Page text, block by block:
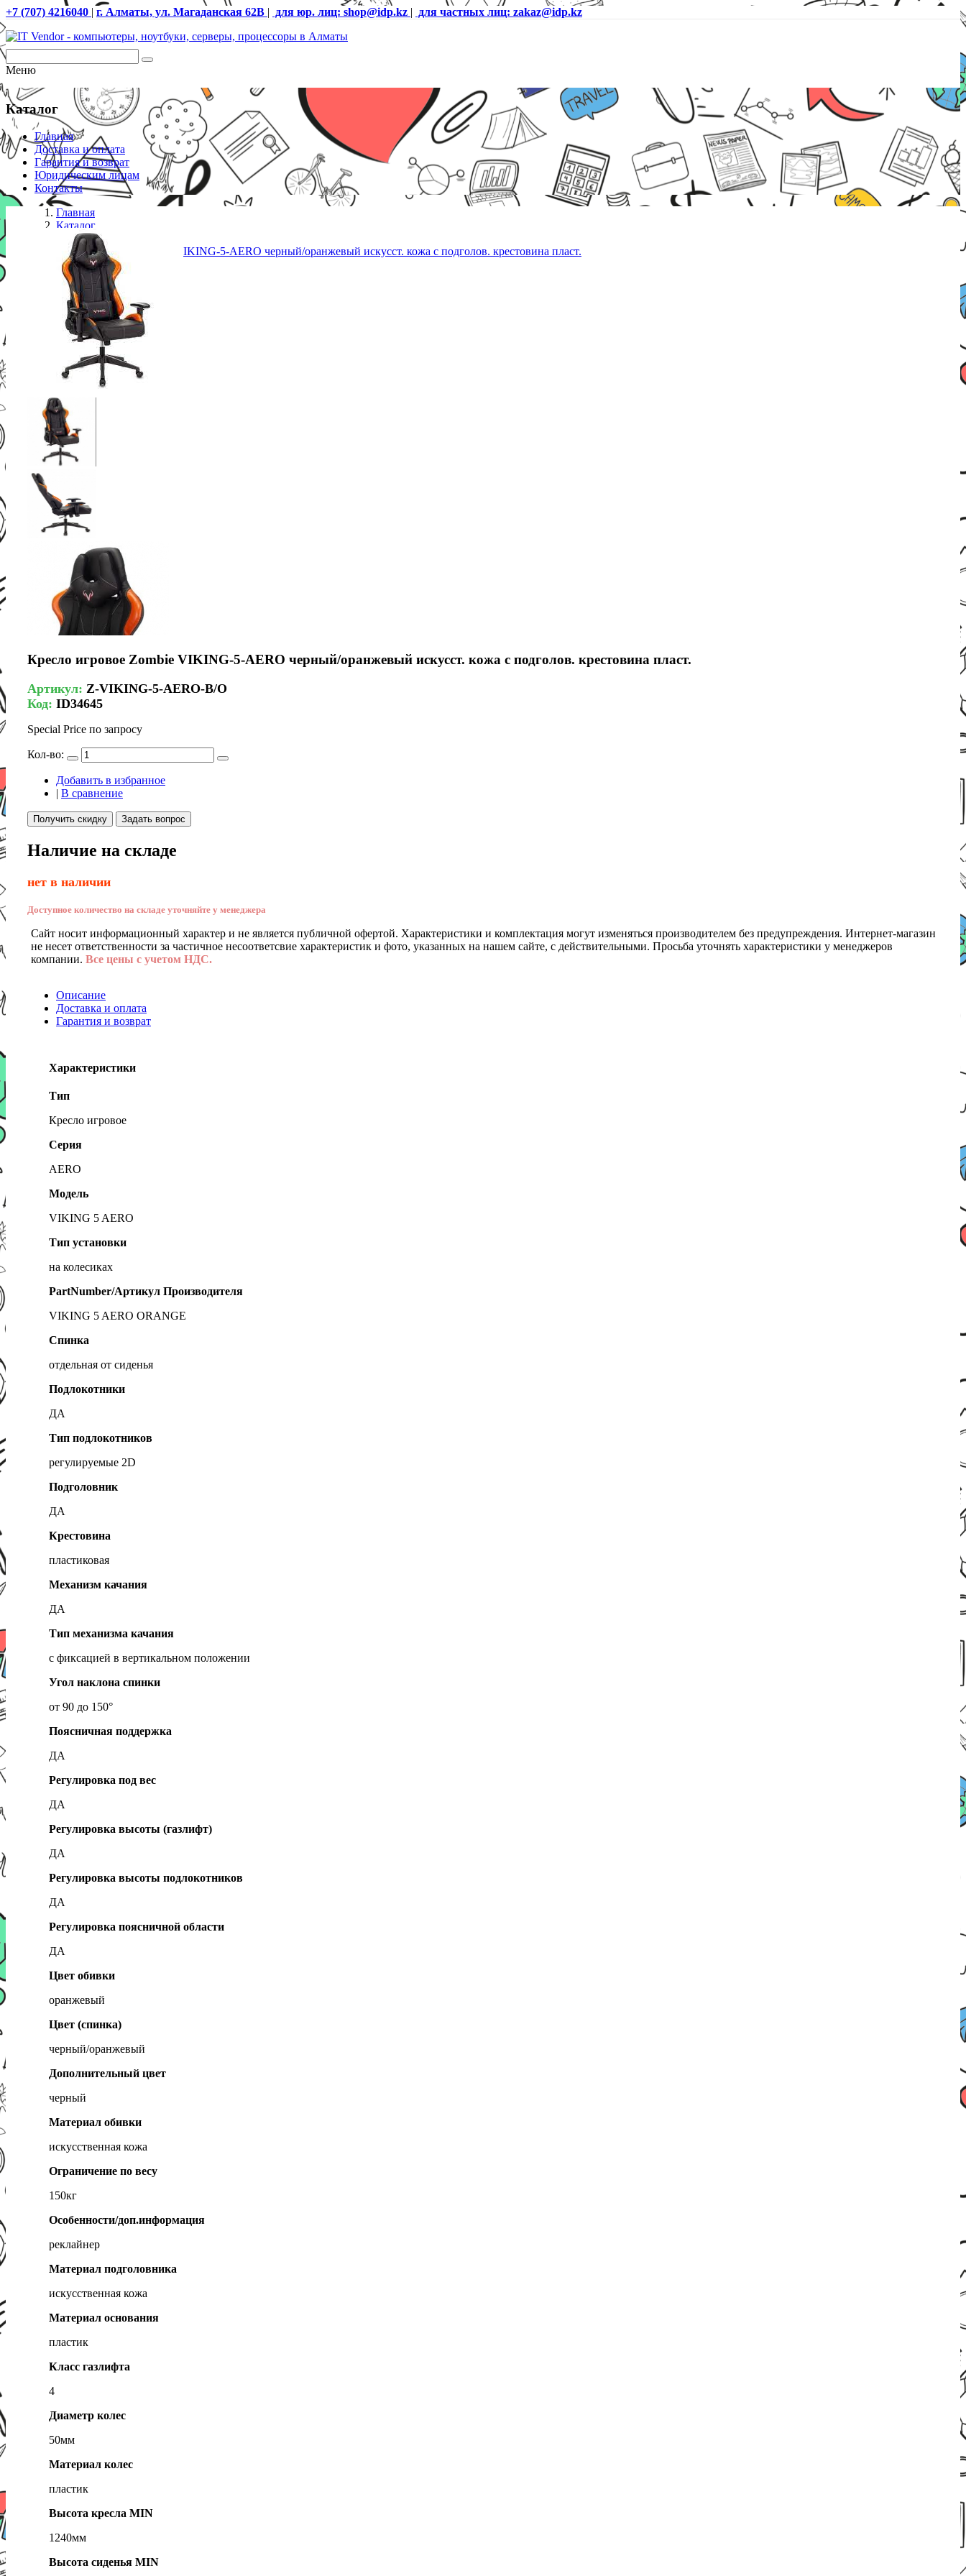
+7 (707) 4216040 | г. Алматы, ул. Магаданская 62В | для юр. лиц: shop@idp.kz | для частных лиц: zakaz@idp.kz
Меню
Каталог
Главная
Доставка и оплата
Гарантия и возврат
Юридическим лицам
Контакты
Главная
Каталог
Кресла
Кресло игровое Zombie VIKING-5-AERO черный/оранжевый искусст. кожа с подголов. крестовина пласт.
Кресло игровое Zombie VIKING-5-AERO черный/оранжевый искусст. кожа с подголов. крестовина пласт.
Артикул: Z-VIKING-5-AERO-B/O
Код: ID34645
Special Price по запросу
Кол-во:
Добавить в избранное
| В сравнение
Получить скидку Задать вопрос
Наличие на складе
нет в наличии
Доступное количество на складе уточняйте у менеджера
Сайт носит информационный характер и не является публичной офертой. Характеристики и комплектация могут изменяться производителем без предупреждения. Интернет-магазин
не несет ответственности за частичное несоответсвие характеристик и фото, указанных на нашем сайте, с действительными. Просьба уточнять характеристики у менеджеров
компании. Все цены с учетом НДС.
Описание
Доставка и оплата
Гарантия и возврат
Характеристики
Тип
Кресло игровое
Серия
AERO
Модель
VIKING 5 AERO
Тип установки
на колесиках
PartNumber/Артикул Производителя
VIKING 5 AERO ORANGE
Спинка
отдельная от сиденья
Подлокотники
ДА
Тип подлокотников
регулируемые 2D
Подголовник
ДА
Крестовина
пластиковая
Механизм качания
ДА
Тип механизма качания
с фиксацией в вертикальном положении
Угол наклона спинки
от 90 до 150°
Поясничная поддержка
ДА
Регулировка под вес
ДА
Регулировка высоты (газлифт)
ДА
Регулировка высоты подлокотников
ДА
Регулировка поясничной области
ДА
Цвет обивки
оранжевый
Цвет (спинка)
черный/оранжевый
Дополнительный цвет
черный
Материал обивки
искусственная кожа
Ограничение по весу
150кг
Особенности/доп.информация
реклайнер
Материал подголовника
искусственная кожа
Материал основания
пластик
Класс газлифта
4
Диаметр колес
50мм
Материал колес
пластик
Высота кресла MIN
1240мм
Высота сиденья MIN